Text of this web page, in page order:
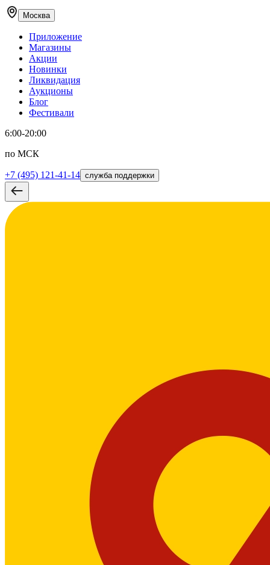
Москва
Приложение
Магазины
Акции
Новинки
Ликвидация
Аукционы
Блог
Фестивали
6:00-20:00
по МСК
+7 (495) 121-41-14 служба поддержки